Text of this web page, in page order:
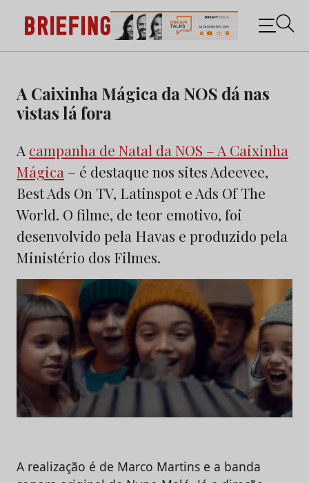
content
Briefing: Todas as notícias sobre os negócios do
Marketing e da Publicidade
A Caixinha Mágica da NOS dá nas
vistas lá fora
A campanha de Natal da NOS – A Caixinha
Mágica – é destaque nos sites Adeevee,
Best Ads On TV, Latinspot e Ads Of The
World. O filme, de teor emotivo, foi
desenvolvido pela Havas e produzido pela
Ministério dos Filmes.
A realização é de Marco Martins e a banda